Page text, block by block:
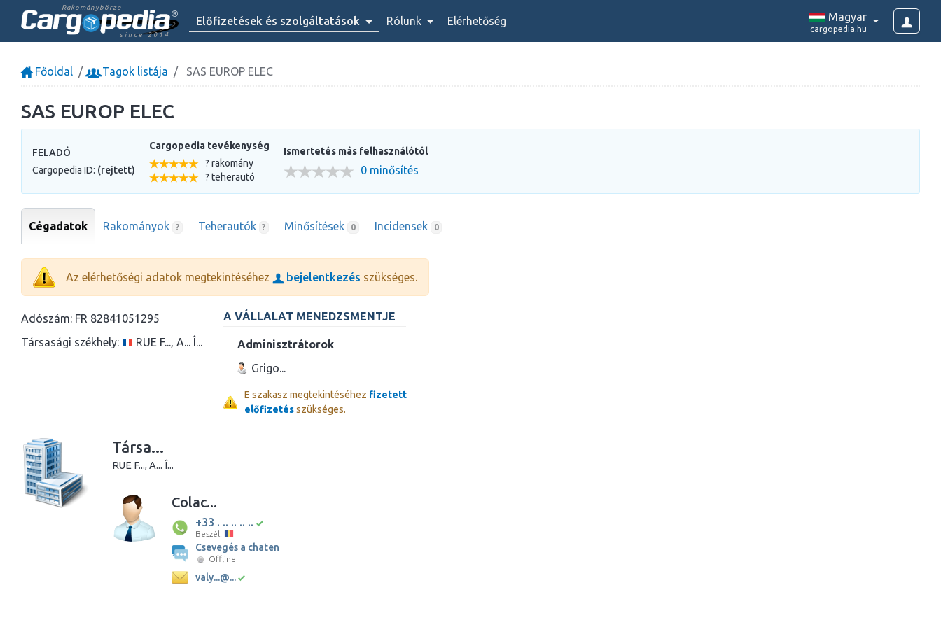
Rakománybörze
since 2014
Előfizetések és szolgáltatások Rólunk Elérhetőség Magyar
cargopedia.hu
Főoldal Tagok listája SAS EUROP ELEC
SAS EUROP ELEC
FELADÓ
Cargopedia ID: (rejtett)
Cargopedia tevékenység
? rakomány
? teherautó
Ismertetés más felhasználótól
0 minősítés
Cégadatok Rakományok ? Teherautók ? Minősítések 0 Incidensek 0
Az elérhetőségi adatok megtekintéséhez bejelentkezés szükséges.
Adószám: FR 82841051295
Társasági székhely:
RUE F..., A... Î...
A VÁLLALAT MENEDZSMENTJE
Adminisztrátorok
Grigo...
E szakasz megtekintéséhez fizetett
előfizetésszükséges.
Társa...
RUE F..., A... Î...
Colac...
+33 . .. .. .. ..
Beszél:
Csevegés a chaten
Offline
valy...@...